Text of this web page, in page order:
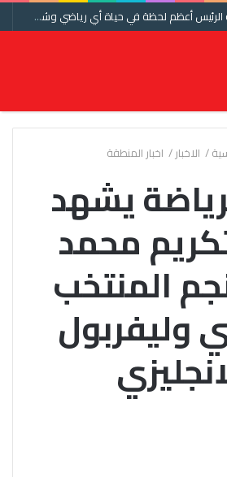
محمد حشيش : مقابلة الرئيس أعظم لحظة في حياة أي رياضي وشكرا اتحاد الكرة ومنتخب مصر
/ الاخبار/ اخبار المنطقة
يشهد
محمد
المنتخب
وليفربول